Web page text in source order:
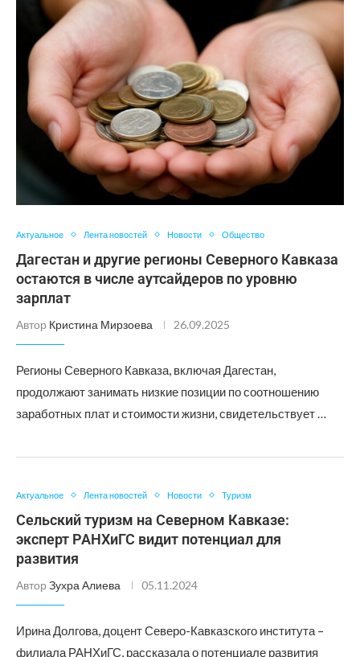
Актуальное Лента новостей Новости Общество
Дагестан и другие регионы Северного Кавказа
остаются в числе аутсайдеров по уровню
зарплат
Автор Кристина Мирзоева 26.09.2025
Регионы Северного Кавказа, включая Дагестан,
продолжают занимать низкие позиции по соотношению
заработных плат и стоимости жизни, свидетельствует …
Актуальное Лента новостей Новости Туризм
Сельский туризм на Северном Кавказе:
эксперт РАНХиГС видит потенциал для
развития
Автор Зухра Алиева 05.11.2024
Ирина Долгова, доцент Северо-Кавказского института –
филиала РАНХиГС, рассказала о потенциале развития